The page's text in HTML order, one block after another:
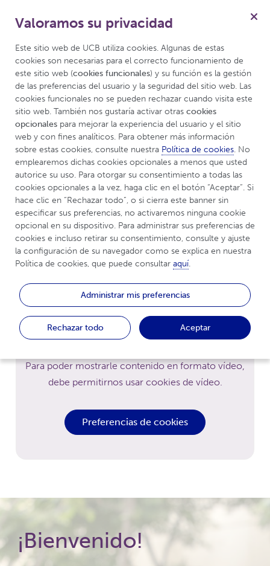
Menú
UCBCares™ México
Mejore su experiencia
Para poder mostrarle contenido en formato vídeo,
debe permitirnos usar cookies de vídeo.
Preferencias de cookies
¡Bienvenido!
Valoramos su privacidad
Este sitio web de UCB utiliza cookies. Algunas de estas
cookies son necesarias para el correcto funcionamiento de
este sitio web (cookies funcionales) y su función es la gestión
de las preferencias del usuario y la seguridad del sitio web. Las
cookies funcionales no se pueden rechazar cuando visita este
sitio web. También nos gustaría activar otras cookies
opcionales para mejorar la experiencia del usuario y el sitio
web y con fines analíticos. Para obtener más información
sobre estas cookies, consulte nuestra Política de cookies. No
emplearemos dichas cookies opcionales a menos que usted
autorice su uso. Para otorgar su consentimiento a todas las
cookies opcionales a la vez, haga clic en el botón “Aceptar”. Si
hace clic en “Rechazar todo”, o si cierra este banner sin
especificar sus preferencias, no activaremos ninguna cookie
opcional en su dispositivo. Para administrar sus preferencias de
cookies e incluso retirar su consentimiento, consulte y ajuste
la configuración de su navegador como se explica en nuestra
Política de cookies, que puede consultar aquí.
Rechazar todo
Administrar mis preferencias
Aceptar